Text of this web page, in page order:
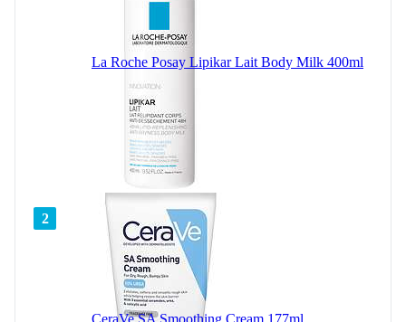
La Roche Posay Lipikar Lait Body Milk 400ml
2
CeraVe SA Smoothing Cream 177ml